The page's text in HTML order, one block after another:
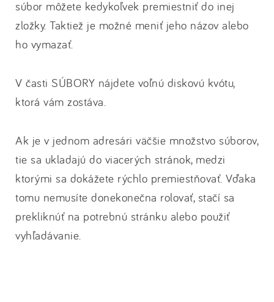
súbor môžete kedykoľvek premiestniť do inej
zložky. Taktiež je možné meniť jeho názov alebo
ho vymazať.
V časti SÚBORY nájdete voľnú diskovú kvótu,
ktorá vám zostáva.
Ak je v jednom adresári väčšie množstvo súborov,
tie sa ukladajú do viacerých stránok, medzi
ktorými sa dokážete rýchlo premiestňovať. Vďaka
tomu nemusíte donekonečna rolovať, stačí sa
prekliknúť na potrebnú stránku alebo použiť
vyhľadávanie.